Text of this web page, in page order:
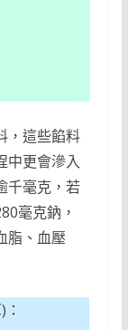
，這些餡料
中更會滲入
千毫克，若
毫克鈉，
脂、血壓